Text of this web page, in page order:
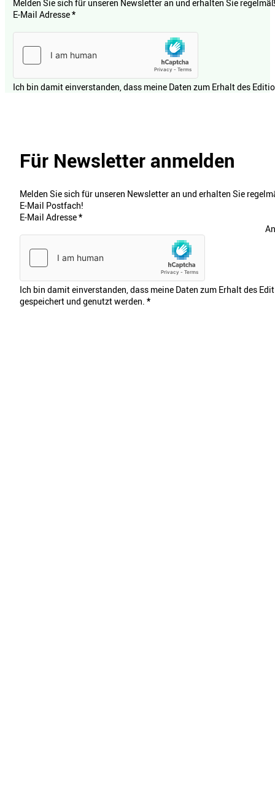
Melden Sie sich für unseren Newsletter an und erhalten Sie
E-Mail Adresse*
Ich bin damit einverstanden, dass meine Daten zum Erhalt des
Für Newsletter anmelden
Melden Sie sich für unseren Newsletter an und erhalten Sie
E-Mail Postfach!
E-Mail Adresse*
Ich bin damit einverstanden, dass meine Daten zum Erhalt des
gespeichert und genutzt werden. *